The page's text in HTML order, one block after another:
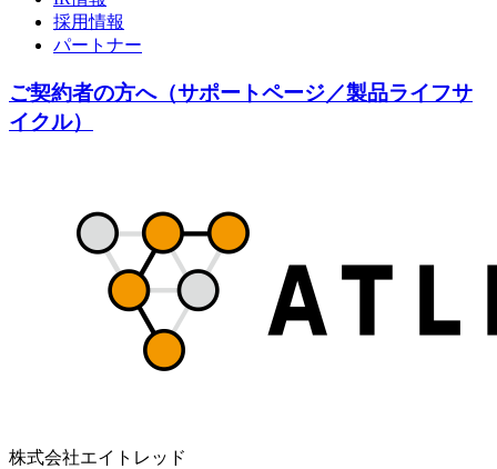
採用情報
パートナー
ご契約者の方へ（サポートページ／製品ライフサ
イクル）
株式会社エイトレッド